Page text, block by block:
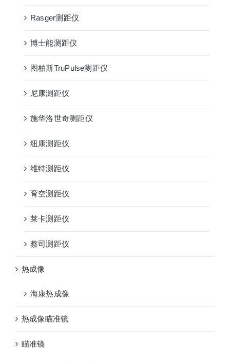
Rasger测距仪
博士能测距仪
图柏斯TruPulse测距仪
尼康测距仪
施华洛世奇测距仪
纽康测距仪
维特测距仪
育空测距仪
莱卡测距仪
蔡司测距仪
热成像
海康热成像
热成像瞄准镜
瞄准镜